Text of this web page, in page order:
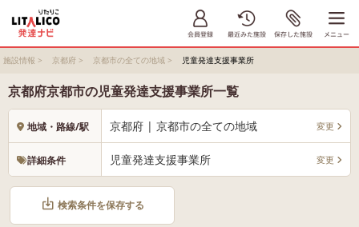
施設情報 > 京都府 > 京都市の全ての地域 > 児童発達支援事業所
京都府京都市の児童発達支援事業所一覧
地域・路線/駅 京都府 | 京都市の全ての地域 変更
詳細条件 児童発達支援事業所 変更
検索条件を保存する